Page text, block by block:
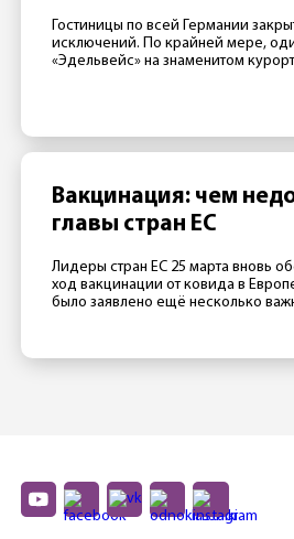
Гостиницы по всей Германии
исключений. По крайней мере,
«Эдельвейс» на знаменитом
известно 25 марта, в этой
конференции запланировано на
Вакцинация: чем
главы стран ЕС
Лидеры стран ЕС 25 марта вновь
ход вакцинации от ковида в
было заявлено ещё несколько
прививочной кампании.